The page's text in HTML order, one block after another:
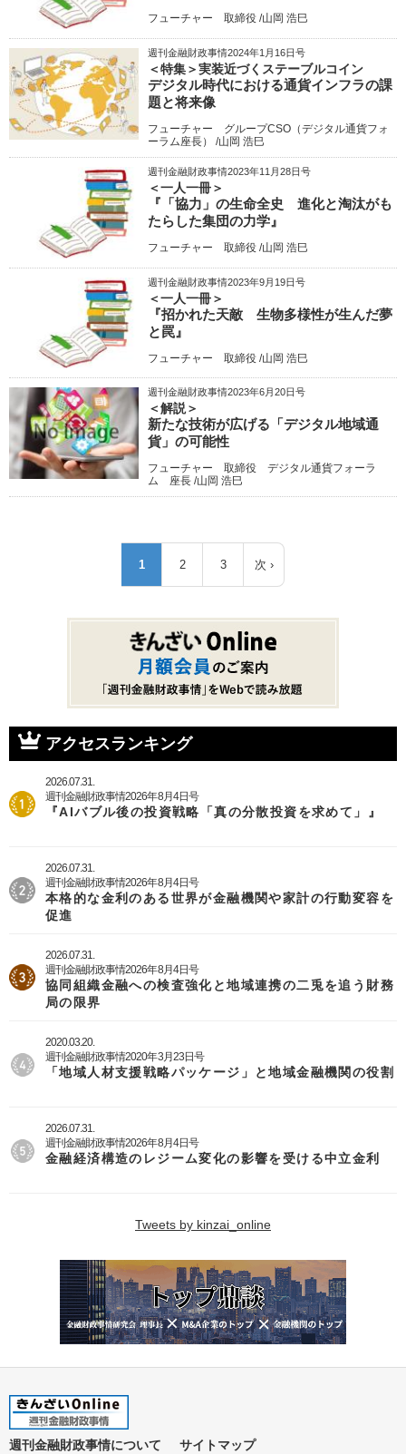
フューチャー 取締役 /山岡 浩巳
週刊金融財政事情2024年1月16日号
＜特集＞実装近づくステーブルコイン
デジタル時代における通貨インフラの課
題と将来像
フューチャー グループCSO（デジタル通貨フォ
ーラム座長） /山岡 浩巳
週刊金融財政事情2023年11月28日号
＜一人一冊＞
『「協力」の生命全史 進化と淘汰がも
たらした集団の力学』
フューチャー 取締役 /山岡 浩巳
週刊金融財政事情2023年9月19日号
＜一人一冊＞
『招かれた天敵 生物多様性が生んだ夢
と罠』
フューチャー 取締役 /山岡 浩巳
週刊金融財政事情2023年6月20日号
＜解説＞
新たな技術が広げる「デジタル地域通
貨」の可能性
フューチャー 取締役 デジタル通貨フォーラ
ム 座長 /山岡 浩巳
ト
ペ
ー
ジ
1
ジ
2
3
ジ
次 ›
アクセスランキング
2026.07.31.
週刊金融財政事情2026年8月4日号
『AIバブル後の投資戦略「真の分散投資を求めて」』
2026.07.31.
週刊金融財政事情2026年8月4日号
本格的な金利のある世界が金融機関や家計の行動変容を
促進
2026.07.31.
週刊金融財政事情2026年8月4日号
協同組織金融への検査強化と地域連携の二兎を追う財務
局の限界
2020.03.20.
週刊金融財政事情2020年3月23日号
「地域人材支援戦略パッケージ」と地域金融機関の役割
2026.07.31.
週刊金融財政事情2026年8月4日号
金融経済構造のレジーム変化の影響を受ける中立金利
Tweets by kinzai_online
週刊金融財政事情について サイトマップ